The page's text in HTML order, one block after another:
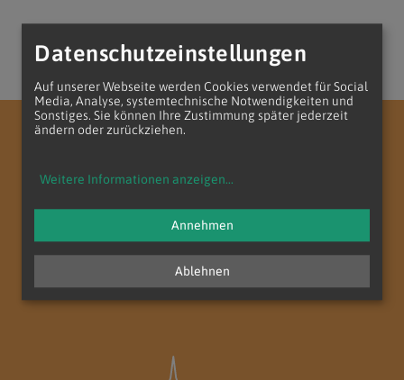
Erzdiözese Wien
zum Anfang der Seite
Datenschutzeinstellungen
Auf unserer Webseite werden Cookies verwendet für Social
Media, Analyse, systemtechnische Notwendigkeiten und
Sonstiges. Sie können Ihre Zustimmung später jederzeit
ändern oder zurückziehen.
Weitere Informationen anzeigen...
Ablehnen
Annehmen